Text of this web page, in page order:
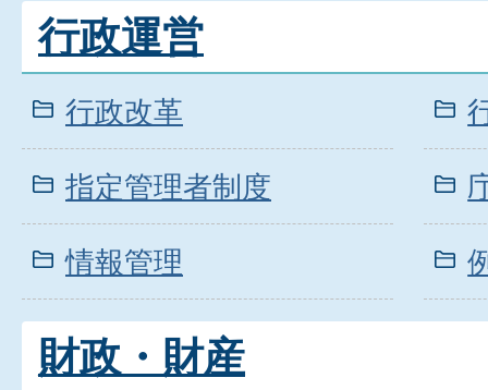
行政運営
行政改革
指定管理者制度
情報管理
財政・財産